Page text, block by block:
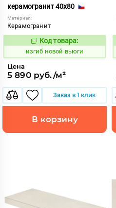
керамогранит 40x80
Материал:
Керамогранит
570639
Код товара:
изгиб новой вьюги
Цена
5 890 руб./м²
Заказ в 1 клик
В корзину